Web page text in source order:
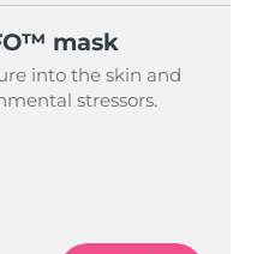
mask
into the skin and
stressors.
mask
into the skin and
stressors.
mask
into the skin and
stressors.
mask
into the skin and
stressors.